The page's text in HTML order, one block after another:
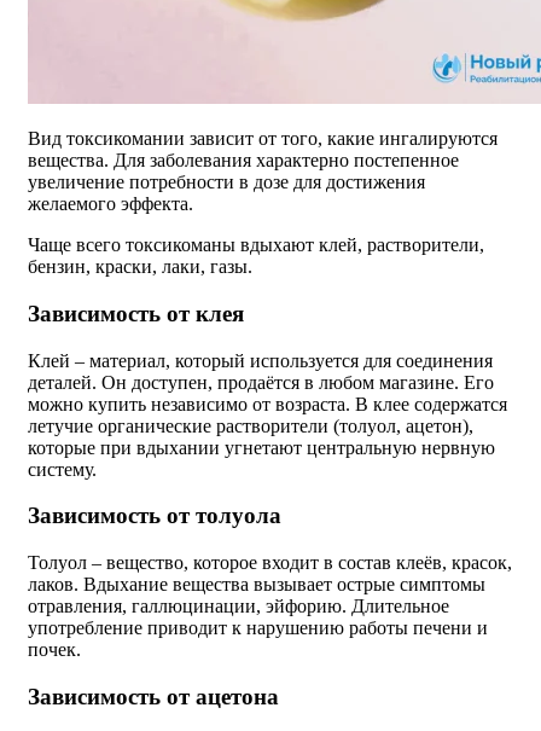
Вид токсикомании зависит от того, какие ингалируются
вещества. Для заболевания характерно постепенное
увеличение потребности в дозе для достижения
желаемого эффекта.
Чаще всего токсикоманы вдыхают клей, растворители,
бензин, краски, лаки, газы.
Зависимость от клея
Клей – материал, который используется для соединения
деталей. Он доступен, продаётся в любом магазине. Его
можно купить независимо от возраста. В клее содержатся
летучие органические растворители (толуол, ацетон),
которые при вдыхании угнетают центральную нервную
систему.
Зависимость от толуола
Толуол – вещество, которое входит в состав клеёв, красок,
лаков. Вдыхание вещества вызывает острые симптомы
отравления, галлюцинации, эйфорию. Длительное
употребление приводит к нарушению работы печени и
почек.
Зависимость от ацетона